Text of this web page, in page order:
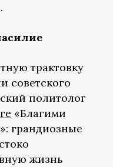
трактовку
советского
политолог
«Благими
грандиозные
жизнь